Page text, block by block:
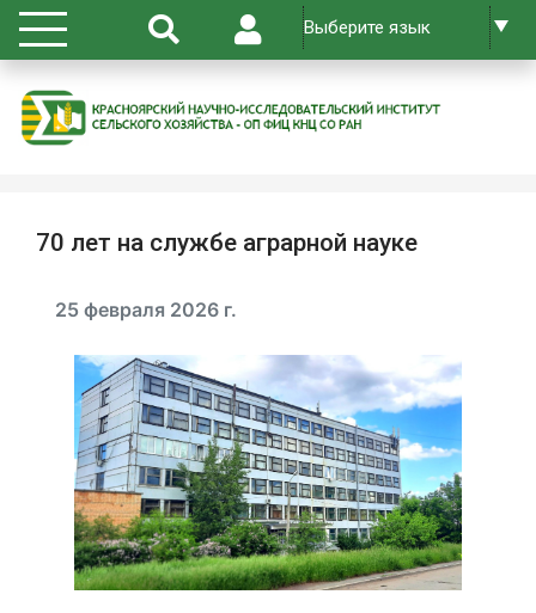
70 лет на службе аграрной науке
25 февраля 2026 г.